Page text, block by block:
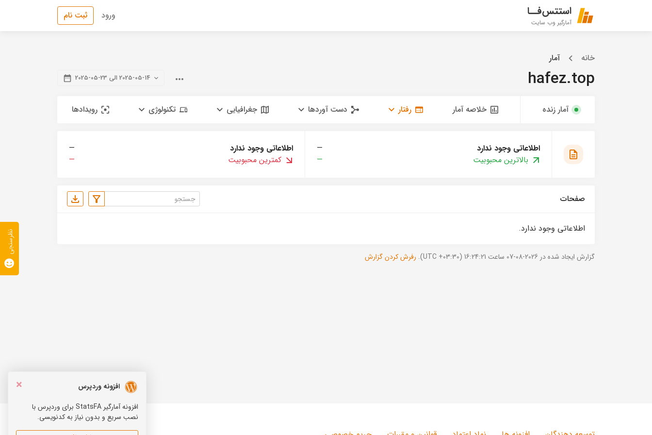
استتس‌فــا
آمارگیر وب سایت
ورود ثبت نام
خانه آمار
hafez.top 2025-05-14 الی 23-05-2025
آمار زنده خلاصه آمار رفتار دست آوردها جغرافیایی تکنولوژی رویدادها
اطلاعاتی وجود ندارد
—
بالاترین محبوبیت
—
اطلاعاتی وجود ندارد
—
کمترین محبوبیت
—
صفحات
اطلاعاتی وجود ندارد.
گزارش ایجاد شده در 2026-08-07 ساعت 16:24:21 (UTC +03:30). رفرش کردن گزارش
×
افزونه وردپرس
افزونه آمارگیر StatsFA برای وردپرس با
نصب سریع و بدون نیاز به کدنویسی.
نظرسنجی